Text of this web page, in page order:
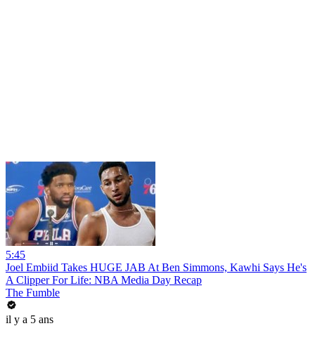
5:45
Joel Embiid Takes HUGE JAB At Ben Simmons, Kawhi Says He's
A Clipper For Life: NBA Media Day Recap
The Fumble
il y a 5 ans